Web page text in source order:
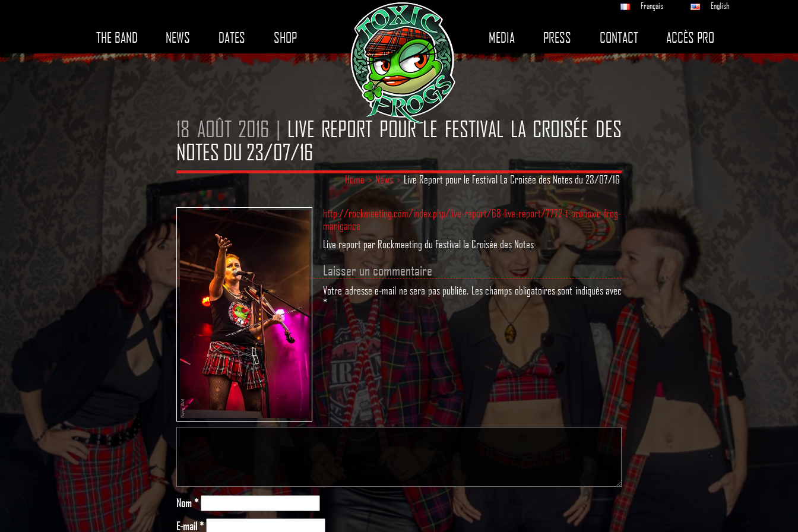
Français English
THE BAND NEWS DATES SHOP MEDIA PRESS CONTACT ACCÈS PRO
18 AOÛT 2016 | LIVE REPORT POUR LE FESTIVAL LA CROISÉE DES
NOTES DU 23/07/16
Home > News > Live Report pour le Festival La Croisée des Notes du 23/07/16
http://rockmeeting.com/index.php/live-report/68-live-report/7772-t-oronoxic-frog-
manigance
Live report par Rockmeeting du Festival la Croisée des Notes
Laisser un commentaire
Votre adresse e-mail ne sera pas publiée. Les champs obligatoires sont indiqués avec
*
Nom*
E-mail*